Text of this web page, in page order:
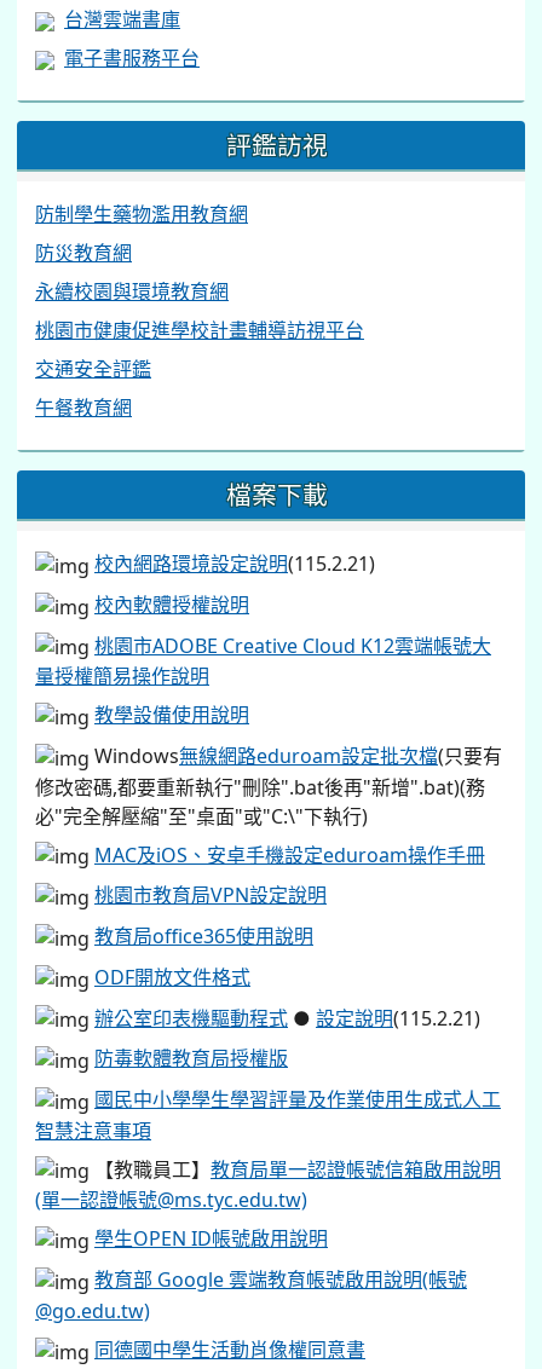
台灣雲端書庫
電子書服務平台
評鑑訪視
防制學生藥物濫用教育網
防災教育網
永續校園與環境教育網
桃園市健康促進學校計畫輔導訪視平台
交通安全評鑑
午餐教育網
檔案下載
校內網路環境設定說明(115.2.21)
校內軟體授權說明
桃園市ADOBE Creative Cloud K12雲端帳號大
量授權簡易操作說明
教學設備使用說明
Windows無線網路eduroam設定批次檔(只要有
修改密碼,都要重新執行"刪除".bat後再"新增".bat)(務
必"完全解壓縮"至"桌面"或"C:\"下執行)
MAC及iOS、安卓手機設定eduroam操作手冊
桃園市教育局VPN設定說明
教育局office365使用說明
ODF開放文件格式
辦公室印表機驅動程式 ● 設定說明(115.2.21)
防毒軟體教育局授權版
國民中小學學生學習評量及作業使用生成式人工
智慧注意事項
【教職員工】 教育局單一認證帳號信箱啟用說明
(單一認證帳號@ms.tyc.edu.tw)
學生OPEN ID帳號啟用說明
教育部 Google 雲端教育帳號啟用說明(帳號
@go.edu.tw)
同德國中學生活動肖像權同意書